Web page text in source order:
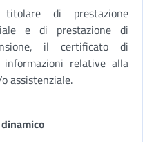
di prestazione
e di prestazione di
il certificato di
relative alla
assistenziale.